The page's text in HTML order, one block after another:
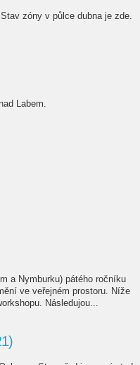
zóny v půlce dubna je zde.
Labem.
a Nymburku) pátého ročníku
ve veřejném prostoru. Níže
Následujou...